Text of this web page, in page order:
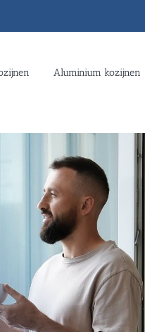
Aluminium kozijnen